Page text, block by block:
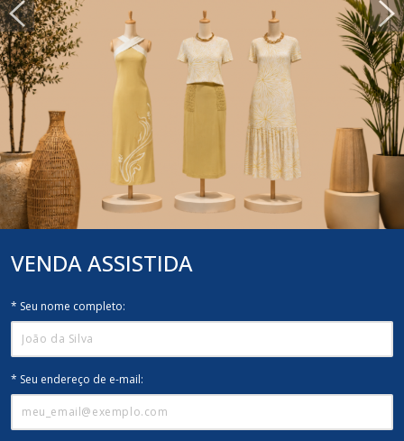
VENDAASSISTIDA
* Seu nome completo:
* Seu endereço de e-mail: